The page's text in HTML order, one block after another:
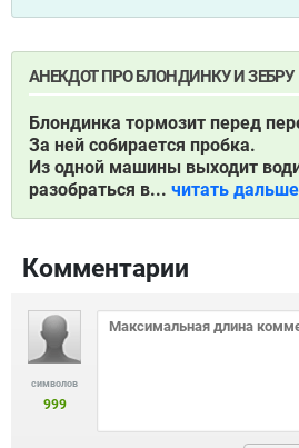
АНЕКДОТ ПРО БЛОНДИНКУ И ЗЕБРУ
Блондинка тормозит перед
За ней собирается пробка.
Из одной машины выходит
разобраться в... читать дальше
Комментарии
символов
999